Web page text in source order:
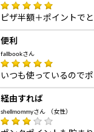
ピザ半額＋ポイントで
便利
fallbookさん
いつも使っているので
経由すれば
shellmommyさん （女性）